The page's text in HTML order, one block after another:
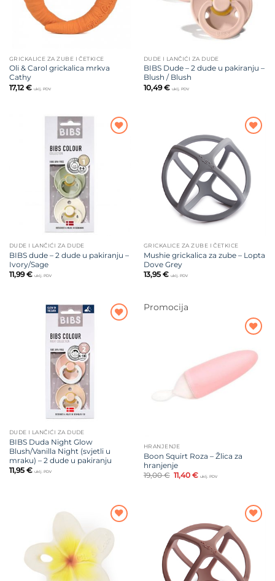
GRICKALICE ZA ZUBE I ČETKICE
Oli & Carol grickalica mrkva
Cathy
17,12 € uklj. PDV
DUDE I LANČIĆI ZA DUDE
BIBS Dude – 2 dude u pakiranju –
Blush / Blush
10,49€ uklj. PDV
DUDE I LANČIĆI ZA DUDE
BIBS dude – 2 dude u pakiranju –
Ivory/Sage
11,99€ uklj. PDV
na listu
želja
GRICKALICE ZA ZUBE I ČETKICE
Mushie grickalica za zube – Lopta
Dove Grey
13,95 € uklj. PDV
DUDE I LANČIĆI ZA DUDE
BIBS Duda Night Glow
Blush/Vanilla Night (svjetli u
mraku) – 2 dude u pakiranju
11,95 € uklj. PDV
Promocija
na listu
HRANJENJE
Boon Squirt Roza – Žlica za
hranjenje
19,00€ Izvorna
cijena
11,40€Trenutna
uklj. PDV
Dodajte
želja
na listu
želja